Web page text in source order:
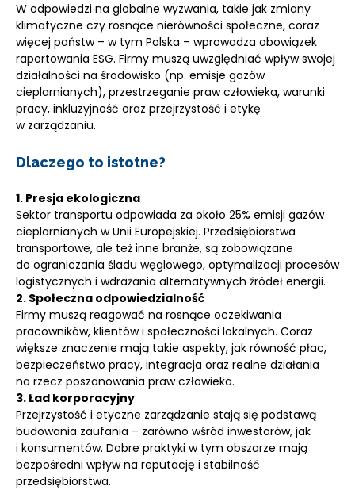
W odpowiedzi na globalne wyzwania, takie jak zmiany
klimatyczne czy rosnące nierówności społeczne, coraz
więcej państw – w tym Polska – wprowadza obowiązek
raportowania ESG. Firmy muszą uwzględniać wpływ swojej
działalności na środowisko (np. emisje gazów
cieplarnianych), przestrzeganie praw człowieka, warunki
pracy, inkluzyjność oraz przejrzystość i etykę
w zarządzaniu.
Dlaczego to istotne?
1. Presja ekologiczna
Sektor transportu odpowiada za około 25% emisji gazów
cieplarnianych w Unii Europejskiej. Przedsiębiorstwa
transportowe, ale też inne branże, są zobowiązane
do ograniczania śladu węglowego, optymalizacji procesów
logistycznych i wdrażania alternatywnych źródeł energii.
2. Społeczna odpowiedzialność
Firmy muszą reagować na rosnące oczekiwania
pracowników, klientów i społeczności lokalnych. Coraz
większe znaczenie mają takie aspekty, jak równość płac,
bezpieczeństwo pracy, integracja oraz realne działania
na rzecz poszanowania praw człowieka.
3. Ład korporacyjny
Przejrzystość i etyczne zarządzanie stają się podstawą
budowania zaufania – zarówno wśród inwestorów, jak
i konsumentów. Dobre praktyki w tym obszarze mają
bezpośredni wpływ na reputację i stabilność
przedsiębiorstwa.